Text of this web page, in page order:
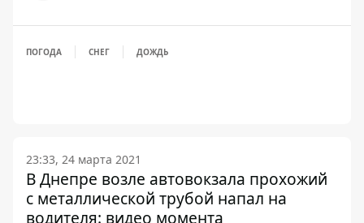
ПОГОДА СНЕГ ДОЖДЬ
23:33, 24 марта 2021
В Днепре возле автовокзала прохожий
с металлической трубой напал на
водителя: видео момента